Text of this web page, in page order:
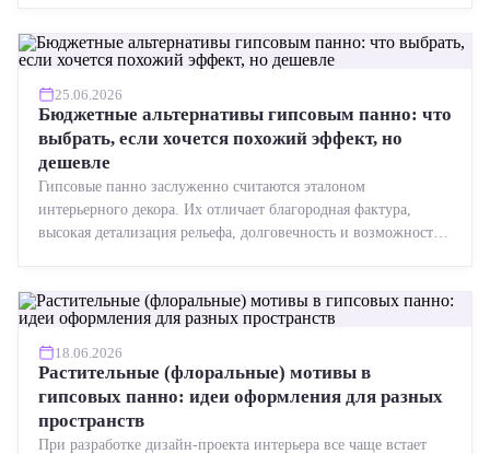
25.06.2026
Бюджетные альтернативы гипсовым панно: что
выбрать, если хочется похожий эффект, но
дешевле
Гипсовые панно заслуженно считаются эталоном
интерьерного декора. Их отличает благородная фактура,
высокая детализация рельефа, долговечность и возможность
18.06.2026
Растительные (флоральные) мотивы в
гипсовых панно: идеи оформления для разных
пространств
При разработке дизайн-проекта интерьера все чаще встает